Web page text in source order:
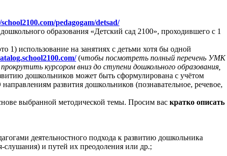
pedagogam/detsad/
образования «Детский сад 2100», проходившего с 1
1) использование на занятиях с детьми хотя бы одной
(чтобы посмотреть полный перечень УМК
курсором вниз до ступени дошкольного образования,
дошкольников может быть сформулирована с учётом
развития дошкольников (познавательное, речевое,
выбранной методической темы. Просим вас кратко описать
деятельностного подхода к развитию дошкольника
слушания) и путей их преодоления или др.;